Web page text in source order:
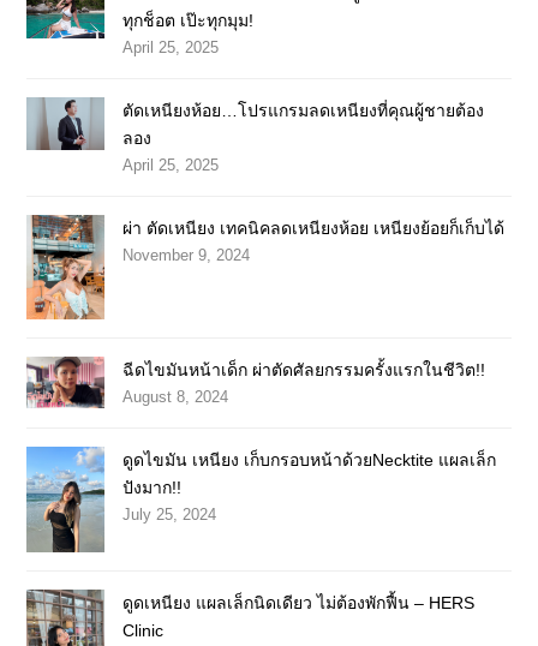
ทุกช็อต เป๊ะทุกมุม!
April 25, 2025
ตัดเหนียงห้อย…โปรแกรมลดเหนียงที่คุณผู้ชายต้อง
ลอง
April 25, 2025
ผ่า ตัดเหนียง เทคนิคลดเหนียงห้อย เหนียงย้อยก็เก็บได้
November 9, 2024
ฉีดไขมันหน้าเด็ก ผ่าตัดศัลยกรรมครั้งแรกในชีวิต!!
August 8, 2024
ดูดไขมัน เหนียง เก็บกรอบหน้าด้วยNecktite แผลเล็ก
ปังมาก!!
July 25, 2024
ดูดเหนียง แผลเล็กนิดเดียว ไม่ต้องพักฟื้น – HERS
Clinic